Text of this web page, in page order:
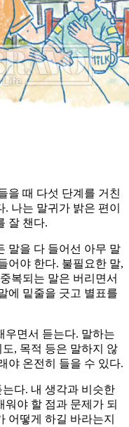
을 때 다섯 단계를 거친
나는 말귀가 밝은 편이
잘 챈다.
말을 다 들어선 아무 말
어야 한다. 불필요한 말,
복되는 말은 버리면서
에 밑줄을 긋고 별표를
우면서 듣는다. 말하는
, 목적 등은 말하지 않
야 온전히 들을 수 있다.
다. 내 생각과 비슷한
야 할 점과 문제가 되
어떻게 하길 바라는지